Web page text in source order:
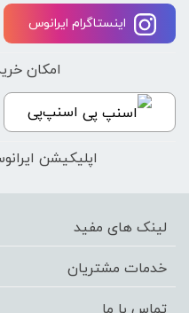
اینستاگرام ایرانوس
امکان
اسنپ‌پی
اپلیکیشن
لینک های مفید
خدمات مشتریان